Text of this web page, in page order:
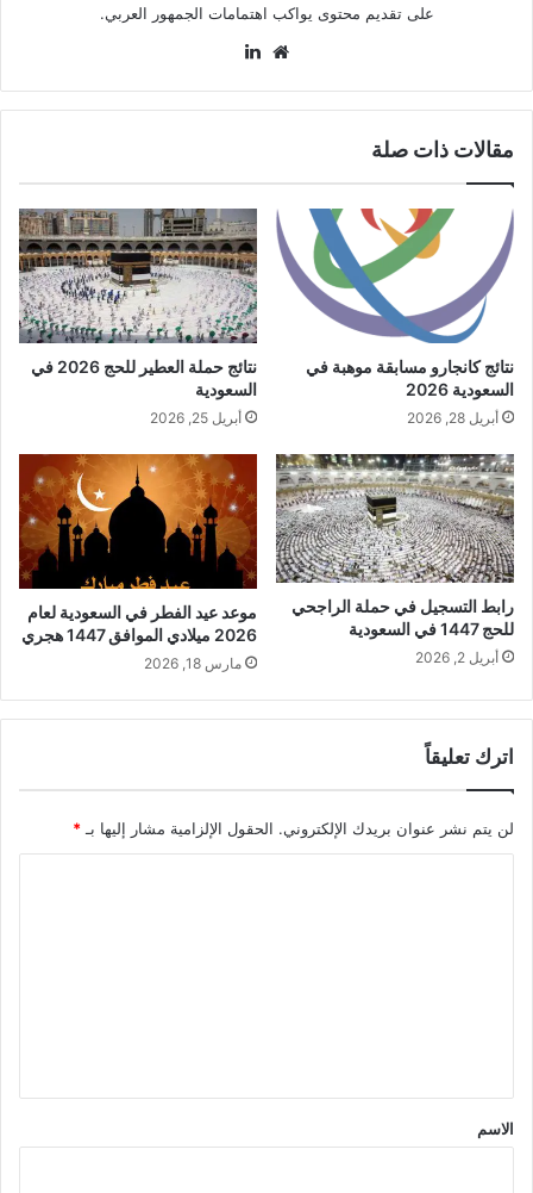
على تقديم محتوى يواكب اهتمامات الجمهور العربي.
موقع
مقالات ذات صلة
نتائج كانجارو مسابقة موهبة في
السعودية 2026
أبريل 28, 2026
نتائج حملة العطير للحج 2026 في
السعودية
أبريل 25, 2026
رابط التسجيل في حملة الراجحي
للحج 1447 في السعودية
أبريل 2, 2026
موعد عيد الفطر في السعودية لعام
2026 ميلادي الموافق 1447 هجري
مارس 18, 2026
اترك تعليقاً
لن يتم نشر عنوان بريدك الإلكتروني. الحقول الإلزامية مشار إليها بـ *
*
الاسم